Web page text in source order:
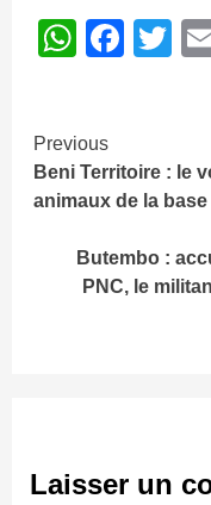
Continue
Reading
Previous
Beni Territoire : le
animaux de la
Butembo :
PNC, le
Laisser un